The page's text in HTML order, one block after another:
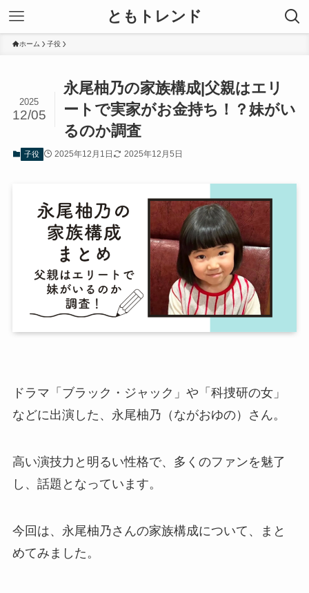
ともトレンド
ホーム 子役
永尾柚乃の家族構成|父親はエリ
ートで実家がお金持ち！？妹がい
るのか調査
2025
12/05
子役 2025年12月1日 2025年12月5日
ドラマ「ブラック・ジャック」や「科捜研の女」
などに出演した、永尾柚乃（ながおゆの）さん。
高い演技力と明るい性格で、多くのファンを魅了
し、話題となっています。
今回は、永尾柚乃さんの家族構成について、まと
めてみました。